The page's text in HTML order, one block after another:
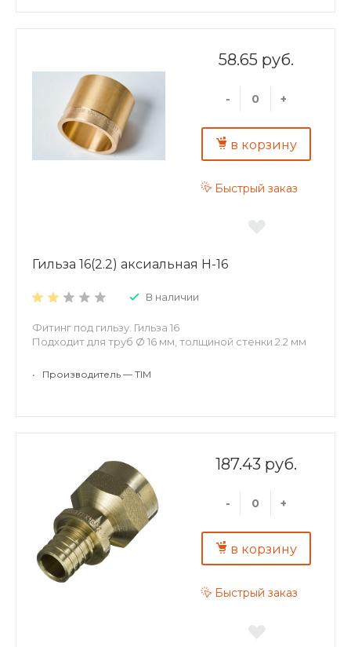
58.65 руб.
- +
в корзину
Быстрый заказ
Гильза 16(2.2) аксиальная H-16
В наличии
Фитинг под гильзу. Гильза 16
Подходит для труб Ø 16 мм, толщиной стенки 2.2 мм
• Производитель — TIM
187.43 руб.
- +
в корзину
Быстрый заказ